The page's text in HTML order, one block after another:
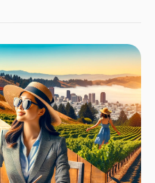
대의를 앞세우며 인상 깊은 AI
가 진정한 AI 분야 리더로 도약할
스칼렛 요한슨&nbsp;목소리 도용
이끄는 샘 알트만의 리더십이
습니다. 하사비스 CEO는 과거
지식의 나무라고 한다면&nbsp;
부분일 수 있다"며 "언젠가 AI는
"이라는 말을 남기기도
역&nbsp;하사비스 CEO가 보는
다가갈 수 있게 해주는 예민한